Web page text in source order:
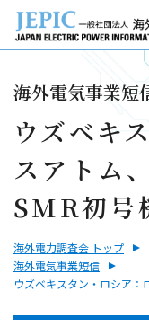
海外電気事業短
ウズベキ
スアトム
SMR初号
海外電力調査会 トップ
海外電気事業短信
ウズベキスタン・ロシア：